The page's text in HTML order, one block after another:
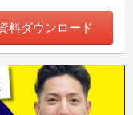
料ダウンロード